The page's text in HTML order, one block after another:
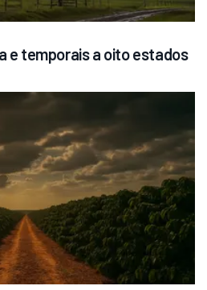
e temporais a oito estados